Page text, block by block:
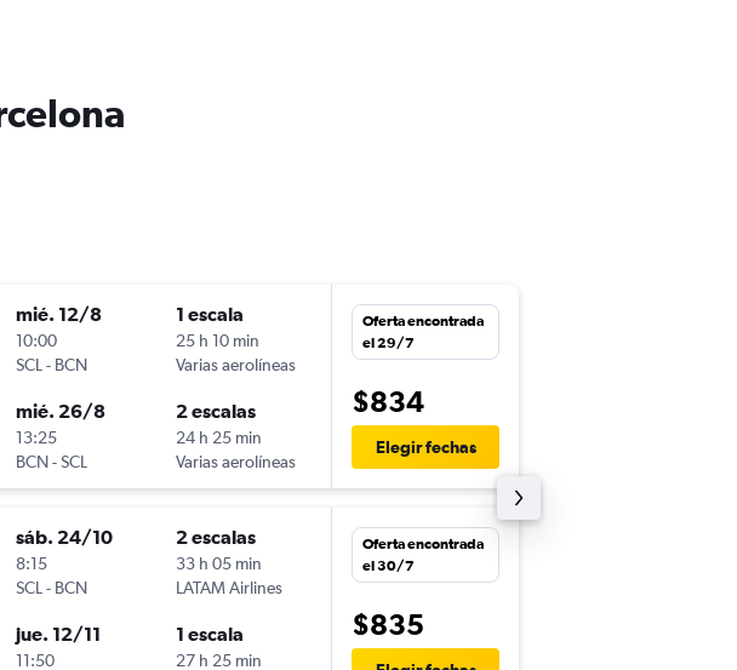
mié. 12/8
10:00
SCL- BCN
1 escala
25 h 10 min
Varias aerolíneas
mié. 26/8
13:25
BCN-SCL
2 escalas
24 h 25 min
Varias aerolíneas
Oferta encontrada
el 29/7
$834
Elegir fechas
sáb. 24/10
8:15
SCL- BCN
2 escalas
33 h 05 min
LATAM Airlines
jue. 12/11
11:50
1 escala
27 h 25 min
Oferta encontrada
el 30/7
$835